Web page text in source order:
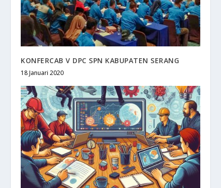
KONFERCAB V DPC SPN KABUPATEN SERANG
18 Januari 2020